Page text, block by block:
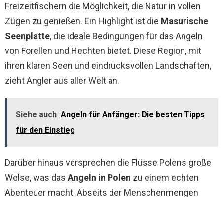
Freizeitfischern die Möglichkeit, die Natur in vollen
Zügen zu genießen. Ein Highlight ist die Masurische
Seenplatte, die ideale Bedingungen für das Angeln
von Forellen und Hechten bietet. Diese Region, mit
ihren klaren Seen und eindrucksvollen Landschaften,
zieht Angler aus aller Welt an.
Siehe auch Angeln für Anfänger: Die besten Tipps
für den Einstieg
Darüber hinaus versprechen die Flüsse Polens große
Welse, was das Angeln in Polen zu einem echten
Abenteuer macht. Abseits der Menschenmengen